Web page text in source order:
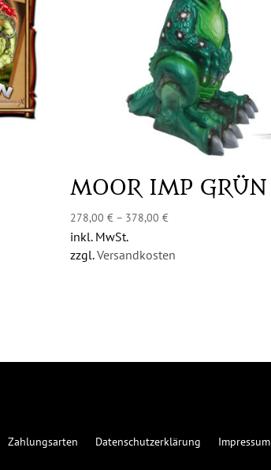
MOOR IMP GRÜN
278,00 €– 378,00 €
inkl. MwSt.
zzgl.Versandkosten
Zahlungsarten Datenschutzerklärung Impressum